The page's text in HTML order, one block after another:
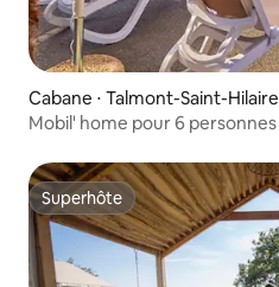
Cabane ⋅ Talmont-Saint-Hilaire
Mobil' home pour 6 personnes
Superhôte
Superhôte